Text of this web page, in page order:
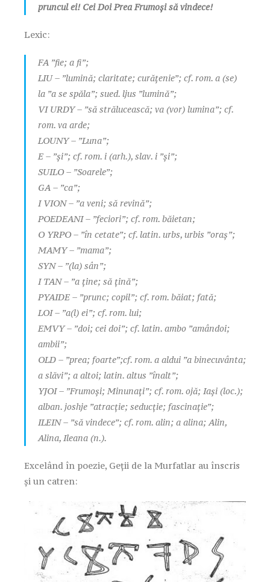
pruncul ei! Cei Doi Prea Frumoși să vindece!
Lexic:
FA ”fie; a fi”;
LIU – ”lumină; claritate; curățenie”; cf. rom. a (se)
la ”a se spăla”; sued. ljus ”lumină”;
VI URDY – ”să strălucească; va (vor) lumina”; cf.
rom. va arde;
LOUNY – ”Luna”;
E – ”și”; cf. rom. i (arh.), slav. i ”și”;
SUILO – ”Soarele”;
GA – ”ca”;
I VION – ”a veni; să revină”;
POEDEANI – ”feciori”; cf. rom. băietan;
O YRPO – ”în cetate”; cf. latin. urbs, urbis ”oraș”;
MAMY – ”mama”;
SYN – ”(la) sân”;
I TAN – ”a ține; să țină”;
PYAIDE – ”prunc; copil”; cf. rom. băiat; fată;
LOI – ”a(l) ei”; cf. rom. lui;
EMVY – ”doi; cei doi”; cf. latin. ambo ”amândoi;
ambii”;
OLD – ”prea; foarte”;cf. rom. a aldui ”a binecuvânta;
a slăvi”; a altoi; latin. altus ”înalt”;
YJOI – ”Frumoși; Minunați”; cf. rom. ojă; Iași (loc.);
alban. joshje ”atracție; seducție; fascinație”;
ILEIN – ”să vindece”; cf. rom. alin; a alina; Alin,
Alina, Ileana (n.).
Excelând în poezie, Geții de la Murfatlar au înscris
și un catren: